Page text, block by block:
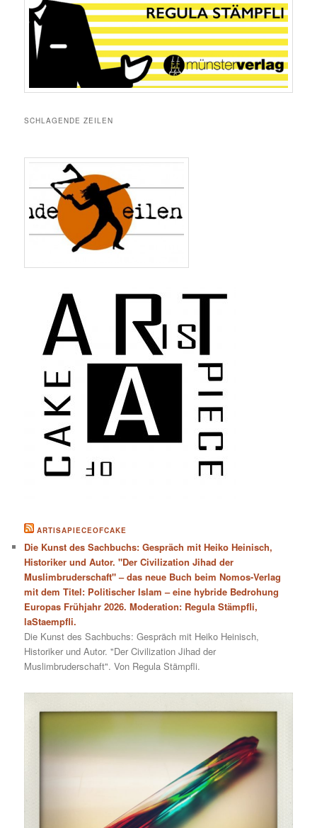
SCHLAGENDE ZEILEN
ARTISAPIECEOFCAKE
Die Kunst des Sachbuchs: Gespräch mit Heiko Heinisch,
Historiker und Autor. "Der Civilization Jihad der
Muslimbruderschaft" – das neue Buch beim Nomos-Verlag
mit dem Titel: Politischer Islam – eine hybride Bedrohung
Europas Frühjahr 2026. Moderation: Regula Stämpfli,
laStaempfli.
Die Kunst des Sachbuchs: Gespräch mit Heiko Heinisch,
Historiker und Autor. "Der Civilization Jihad der
Muslimbruderschaft". Von Regula Stämpfli.